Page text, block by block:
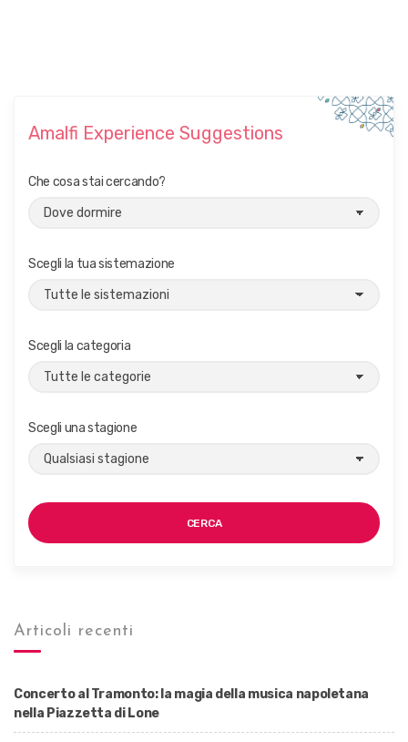
Amalfi Experience Suggestions
Che cosa stai cercando?
Scegli la tua sistemazione
Scegli la categoria
Scegli una stagione
CERCA
Articoli recenti
Concerto al Tramonto: la magia della musica napoletana
nella Piazzetta di Lone